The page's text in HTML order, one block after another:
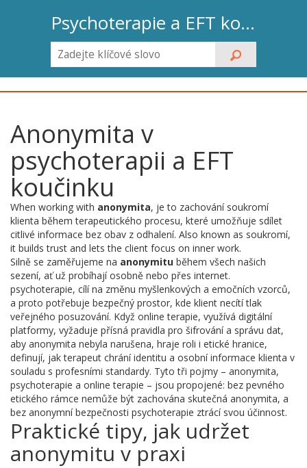
Psychoterapie a EFT koučink
Anonymita v
psychoterapii a EFT
koučinku
When working with anonymita, je to zachování soukromí
klienta během terapeutického procesu, které umožňuje sdílet
citlivé informace bez obav z odhalení. Also known as soukromí,
it builds trust and lets the client focus on inner work.
Silně se zaměřujeme na anonymitu během všech našich
sezení, ať už probíhají osobně nebo přes internet.
psychoterapie, cílí na změnu myšlenkových a emočních vzorců,
a proto potřebuje bezpečný prostor, kde klient necítí tlak
veřejného posuzování. Když online terapie, využívá digitální
platformy, vyžaduje přísná pravidla pro šifrování a správu dat,
aby anonymita nebyla narušena, hraje roli i etické hranice,
definují, jak terapeut chrání identitu a osobní informace klienta v
souladu s profesními standardy. Tyto tři pojmy – anonymita,
psychoterapie a online terapie – jsou propojené: bez pevného
etického rámce nemůže být zachována skutečná anonymita, a
bez anonymní bezpečnosti psychoterapie ztrácí svou účinnost.
Praktické tipy, jak udržet
anonymitu v praxi